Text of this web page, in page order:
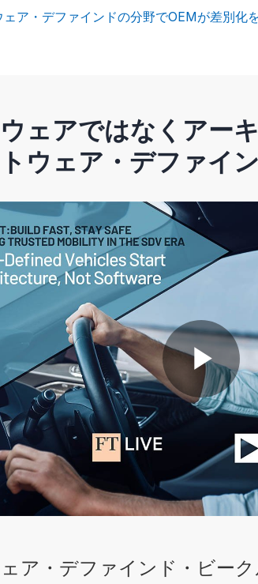
ェア・デファインドの分野でOEMが差別化
ェアではなくアー
ウェア・デファイ
P
l
a
ア・デファインド・ビー